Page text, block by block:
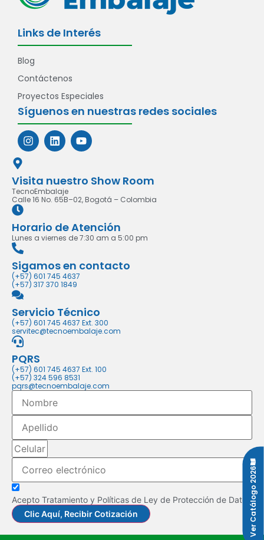
Links de Interés
Blog
Contáctenos
Proyectos Especiales
Síguenos en nuestras redes sociales
Ver Catálogo 2026
Visita nuestro Show Room
TecnoEmbalaje
Calle 16 No. 65B–02, Bogotá – Colombia
Horario de Atención
Lunes a viernes de 7:30 am a 5:00 pm
Sigamos en contacto
(+57) 601 745 4637
(+57) 317 370 1849
Servicio Técnico
(+57) 601 745 4637 Ext. 300
servitec@tecnoembalaje.com
PQRS
(+57) 601 745 4637 Ext. 100
(+57) 324 596 8531
pqrs@tecnoembalaje.com
Acepto Tratamiento y Políticas de Ley de Protección de Datos
Clic Aquí, Recibir Cotización